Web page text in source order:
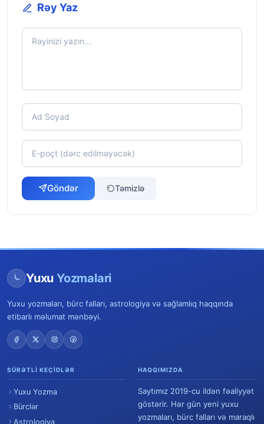
Rəy Yaz
Göndər Təmizlə
Yuxu Yozmalari
Yuxu yozmaları, bürc falları, astrologiya və sağlamlıq haqqında
etibarlı məlumat mənbəyi.
SÜRƏTLI KEÇIDLƏR
Yuxu Yozma
Bürclər
Astrologiya
HAQQIMIZDA
Saytımız 2019-cu ildən fəaliyyət
göstərir. Hər gün yeni yuxu
yozmaları, bürc falları və maraqlı